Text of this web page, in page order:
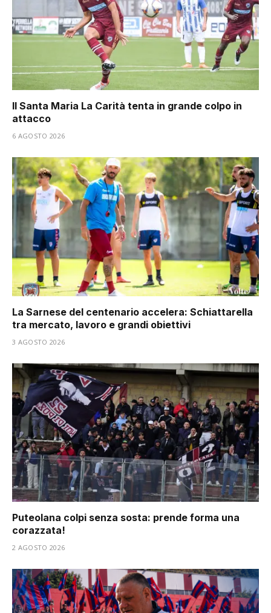
Il Santa Maria La Carità tenta in grande colpo in
attacco
6 AGOSTO 2026
La Sarnese del centenario accelera: Schiattarella
tra mercato, lavoro e grandi obiettivi
3 AGOSTO 2026
Puteolana colpi senza sosta: prende forma una
corazzata!
2 AGOSTO 2026